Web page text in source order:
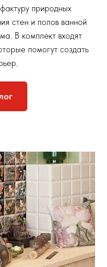
природных
стен и полов ванной
В комплект входят
помогут создать